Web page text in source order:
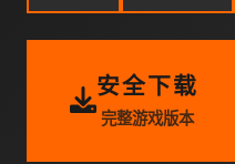
安全下载
完整游戏版本